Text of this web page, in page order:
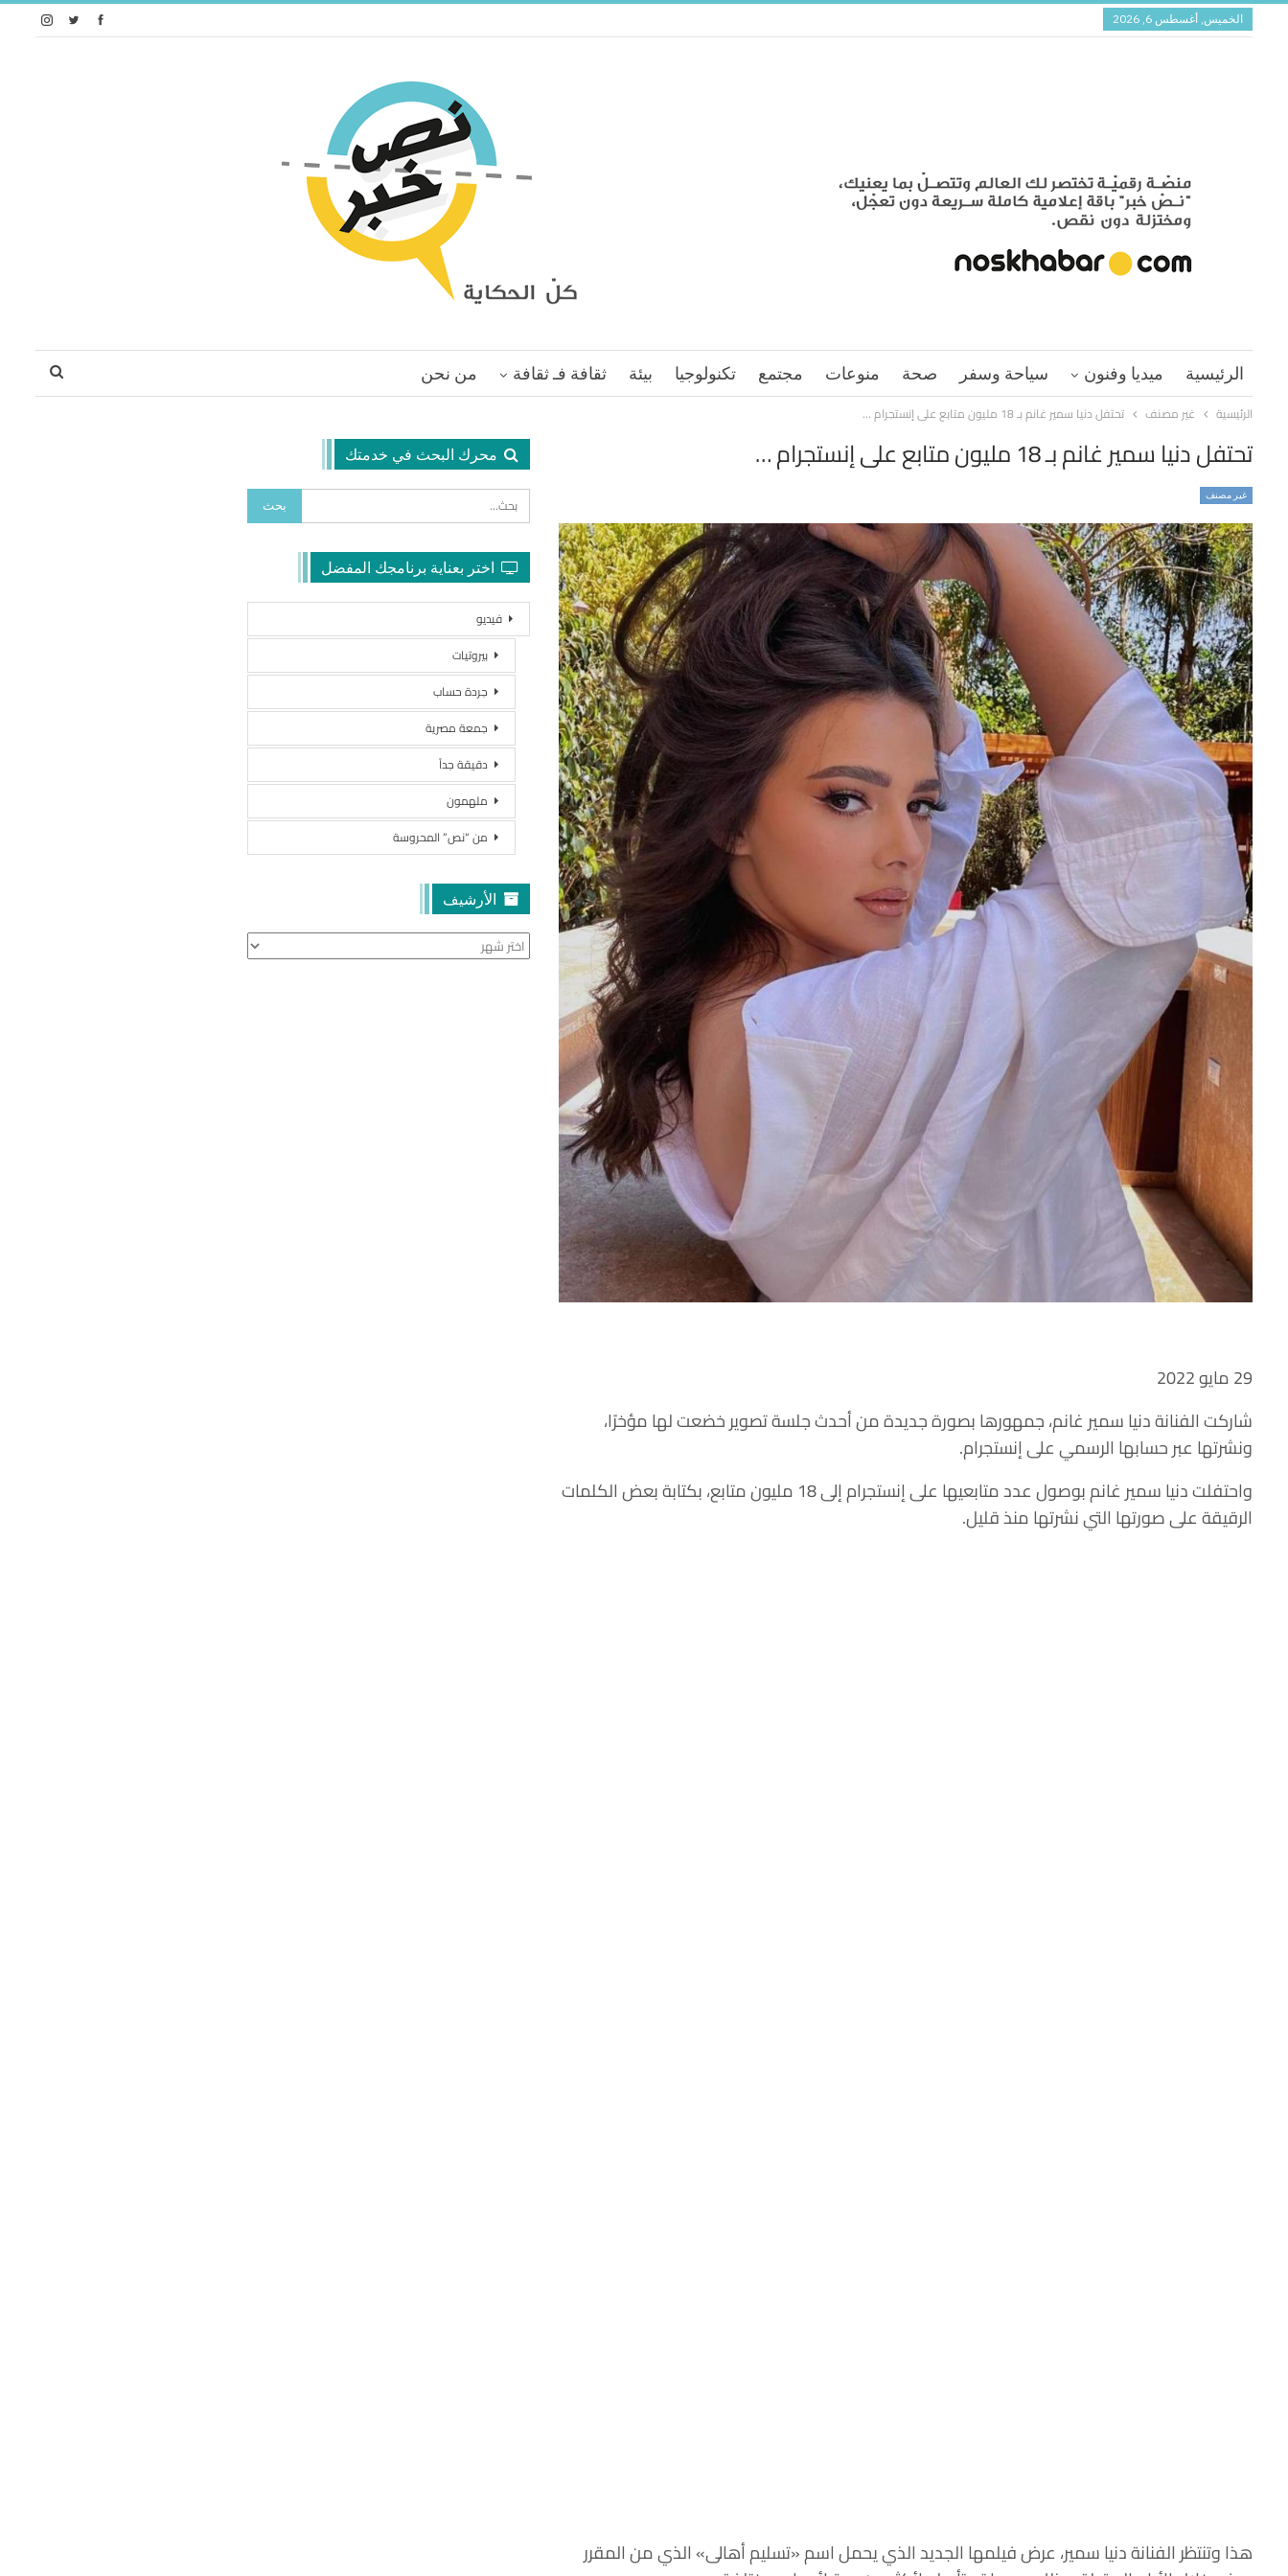
الخميس, أغسطس 6, 2026
الرئيسية ميديا وفنون سياحة وسفر صحة منوعات مجتمع تكنولوجيا بيئة ثقافة فـ ثقافة
من نحن
الرئيسية
غير مصنف تحتفل دنيا سمير غانم بـ 18 مليون متابع على إنستجرام …
تحتفل دنيا سمير غانم بـ 18 مليون متابع على إنستجرام …
غير مصنف
29 مايو 2022
شاركت الفنانة دنيا سمير غانم، جمهورها بصورة جديدة من أحدث جلسة تصوير خضعت لها مؤخرًا،
ونشرتها عبر حسابها الرسمي على إنستجرام.
واحتفلت دنيا سمير غانم بوصول عدد متابعيها على إنستجرام إلى 18 مليون متابع، بكتابة بعض الكلمات
الرقيقة على صورتها التي نشرتها منذ قليل.
هذا وتنتظر الفنانة دنيا سمير، عرض فيلمها الجديد الذي يحمل اسم «تسليم أهالى» الذي من المقرر
محرك البحث في خدمتك
اختر بعناية برنامجك المفضل
فيديو
بيروتيات
جردة حساب
جمعة مصرية
دقيقة جداً
ملهمون
من “نص” المحروسة
الأرشيف
الأرشيف